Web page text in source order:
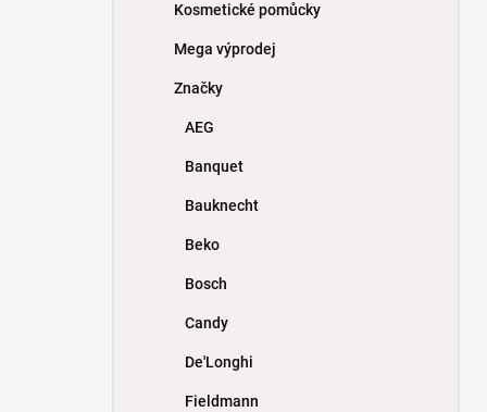
Kosmetické pomůcky
Mega výprodej
Značky
AEG
Banquet
Bauknecht
Beko
Bosch
Candy
De'Longhi
Fieldmann